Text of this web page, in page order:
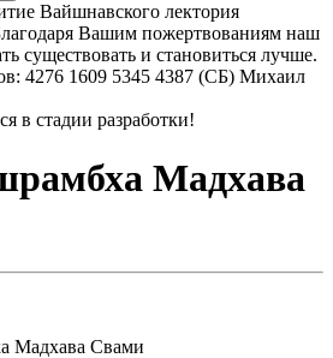
Вайшнавского лектория
Вашим пожертвованиям наш
существовать и становиться лучше.
4276 1609 5345 4387 (СБ) Михаил
в стадии разработки!
Мадхава
Мадхава Свами